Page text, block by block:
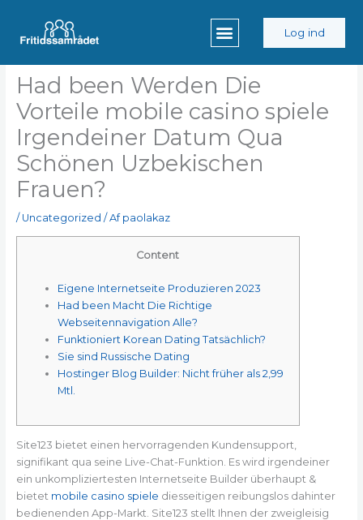
indholdet
Log ind
Had been Werden Die
Vorteile mobile casino spiele
Irgendeiner Datum Qua
Schönen Uzbekischen
Frauen?
/ Uncategorized / Af paolakaz
Content
Eigene Internetseite Produzieren 2023
Had been Macht Die Richtige
Webseitennavigation Alle?
Funktioniert Korean Dating Tatsächlich?
Sie sind Russische Dating
Hostinger Blog Builder: Nicht früher als 2,99
Mtl.
Site123 bietet einen hervorragenden Kundensupport,
signifikant qua seine Live-Chat-Funktion. Es wird irgendeiner
ein unkompliziertesten Internetseite Builder überhaupt &
bietet mobile casino spiele diesseitigen reibungslos dahinter
bedienenden App-Markt. Site123 stellt Ihnen der zweigleisig